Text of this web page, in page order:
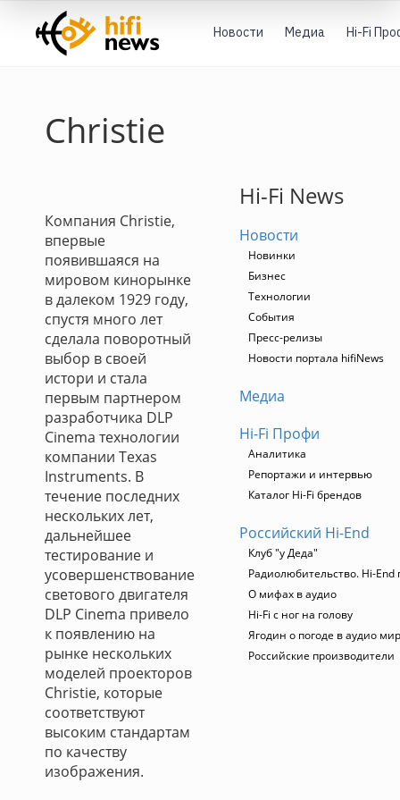
Новости Медиа Hi-Fi
Christie
Компания Christie,
впервые
появившаяся на
мировом кинорынке
в далеком 1929 году,
спустя много лет
сделала поворотный
выбор в своей
истори и стала
первым партнером
разработчика DLP
Cinema технологии
компании Texas
Instruments. В
течение последних
нескольких лет,
дальнейшее
тестирование и
усовершенствование
светового двигателя
DLP Cinema привело
к появлению на
рынке нескольких
моделей проекторов
Christie, которые
соответствуют
высоким стандартам
по качеству
изображения.
Hi-Fi News
Новости
Новинки
Бизнес
Технологии
События
Пресс-релизы
Новости портала hifiNews
Медиа
Hi-Fi Профи
Аналитика
Репортажи и интервью
Каталог Hi-Fi брендов
Российский Hi-End
Клуб "у Деда"
Радиолюбительство. Hi-End
О мифах в аудио
Hi-Fi с ног на голову
Ягодин о погоде в аудио
Российские производители